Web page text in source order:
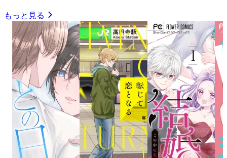
もっと見る